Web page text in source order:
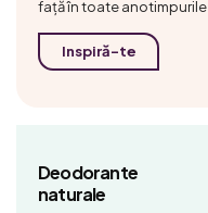
față în toate anotimpurile
Inspiră-te
Deodorante
naturale